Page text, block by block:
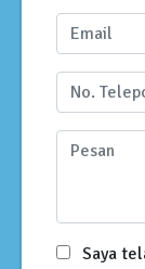
Saya